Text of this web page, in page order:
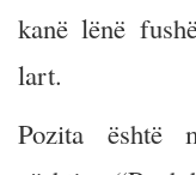
kanë lënë
lart.
Pozita është